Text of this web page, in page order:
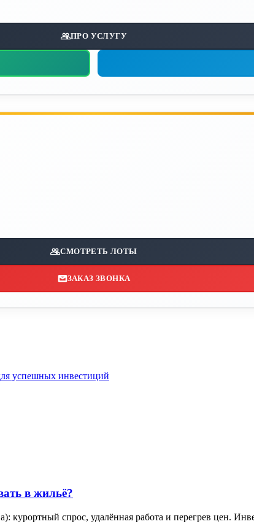
ПРО УСЛУГУ
СМОТРЕТЬ ЛОТЫ
ЗАКАЗ ЗВОНКА
успешных инвестиций
в жильё?
спрос, удалённая работа и перегрев цен.